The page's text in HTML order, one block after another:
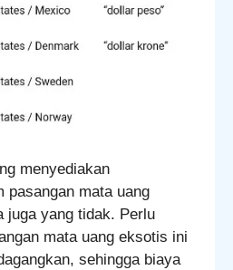
menyediakan
pasangan mata uang
juga yang tidak. Perlu
mata uang eksotis ini
sehingga biaya